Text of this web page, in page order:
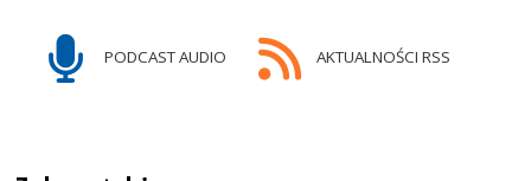
PODCAST AUDIO AKTUALNOŚCI RSS